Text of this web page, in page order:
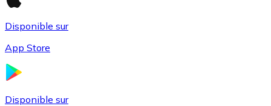
Disponible sur
App Store
Disponible sur